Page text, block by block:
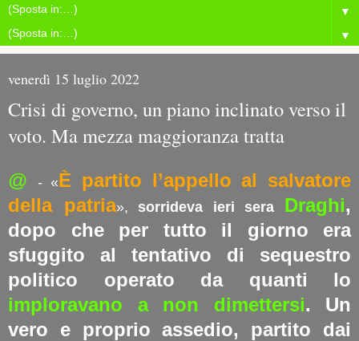
▼
▼
venerdì 15 luglio 2022
Crisi di governo, un piano inclinato verso il
voto. Ma mezza maggioranza tratta
@ - «È partito l’appello al salvatore
della patria», sorrideva ieri sera Draghi,
dopo che per tutto il giorno era
sfuggito al tentativo di sequestro
politico operato da quanti lo
imploravano a non dimettersi. Un
vero e proprio assedio, partito dai